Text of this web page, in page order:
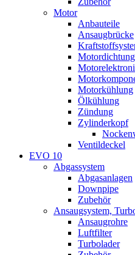
Motor
Anbauteile
Ansaugbrücke
Motorkühlung
Ölkühlung
Zündung
Zylinderkopf
Ventildeckel
EVO 10
Abgassystem
Abgasanlagen
Downpipe
Zubehör
Ansaugsystem,
Ansaugrohre
Luftfilter
Turbolader